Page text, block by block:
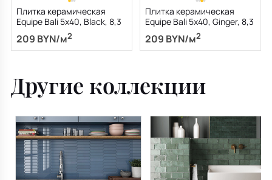
Плитка керамическая
Equipe Bali 5х40, Black, 8,3
209 BYN/м2
Плитка керамическая
Equipe Bali 5х40, Ginger, 8,3
209 BYN/м2
Другие коллекции